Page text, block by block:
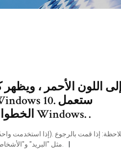
الخطوات مع أي محرك أقراص مثبت عليه نظام التشغيل Windows. .